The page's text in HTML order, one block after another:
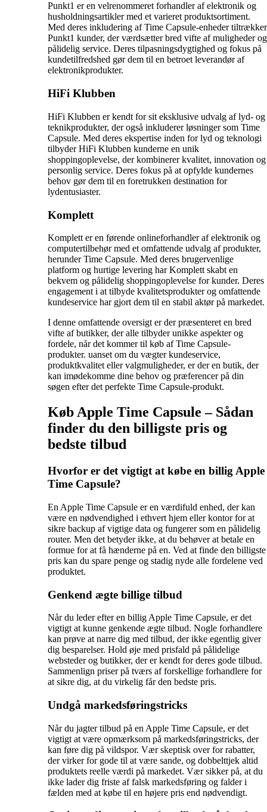
Punkt1 er en velrenommeret forhandler af elektronik og
husholdningsartikler med et varieret produktsortiment.
Med deres inkludering af Time Capsule-enheder tiltrækker
Punkt1 kunder, der værdsætter bred vifte af muligheder og
pålidelig service. Deres tilpasningsdygtighed og fokus på
kundetilfredshed gør dem til en betroet leverandør af
elektronikprodukter.
HiFi Klubben
HiFi Klubben er kendt for sit eksklusive udvalg af lyd- og
teknikprodukter, der også inkluderer løsninger som Time
Capsule. Med deres ekspertise inden for lyd og teknologi
tilbyder HiFi Klubben kunderne en unik
shoppingoplevelse, der kombinerer kvalitet, innovation og
personlig service. Deres fokus på at opfylde kundernes
behov gør dem til en foretrukken destination for
lydentusiaster.
Komplett
Komplett er en førende onlineforhandler af elektronik og
computertilbehør med et omfattende udvalg af produkter,
herunder Time Capsule. Med deres brugervenlige
platform og hurtige levering har Komplett skabt en
bekvem og pålidelig shoppingoplevelse for kunder. Deres
engagement i at tilbyde kvalitetsprodukter og omfattende
kundeservice har gjort dem til en stabil aktør på markedet.
I denne omfattende oversigt er der præsenteret en bred
vifte af butikker, der alle tilbyder unikke aspekter og
fordele, når det kommer til køb af Time Capsule-
produkter. uanset om du vægter kundeservice,
produktkvalitet eller valgmuligheder, er der en butik, der
kan imødekomme dine behov og præferencer på din
søgen efter det perfekte Time Capsule-produkt.
Køb Apple Time Capsule – Sådan
finder du den billigste pris og
bedste tilbud
Hvorfor er det vigtigt at købe en billig Apple
Time Capsule?
En Apple Time Capsule er en værdifuld enhed, der kan
være en nødvendighed i ethvert hjem eller kontor for at
sikre backup af vigtige data og fungerer som en pålidelig
router. Men det betyder ikke, at du behøver at betale en
formue for at få hænderne på en. Ved at finde den billigste
pris kan du spare penge og stadig nyde alle fordelene ved
produktet.
Genkend ægte billige tilbud
Når du leder efter en billig Apple Time Capsule, er det
vigtigt at kunne genkende ægte tilbud. Nogle forhandlere
kan prøve at narre dig med tilbud, der ikke egentlig giver
dig besparelser. Hold øje med prisfald på pålidelige
websteder og butikker, der er kendt for deres gode tilbud.
Sammenlign priser på tværs af forskellige forhandlere for
at sikre dig, at du virkelig får den bedste pris.
Undgå markedsføringstricks
Når du jagter tilbud på en Apple Time Capsule, er det
vigtigt at være opmærksom på markedsføringstricks, der
kan føre dig på vildspor. Vær skeptisk over for rabatter,
der virker for gode til at være sande, og dobbelttjek altid
produktets reelle værdi på markedet. Vær sikker på, at du
ikke lader dig friste af falsk markedsføring og falder i
fælden med at købe til en højere pris end nødvendigt.